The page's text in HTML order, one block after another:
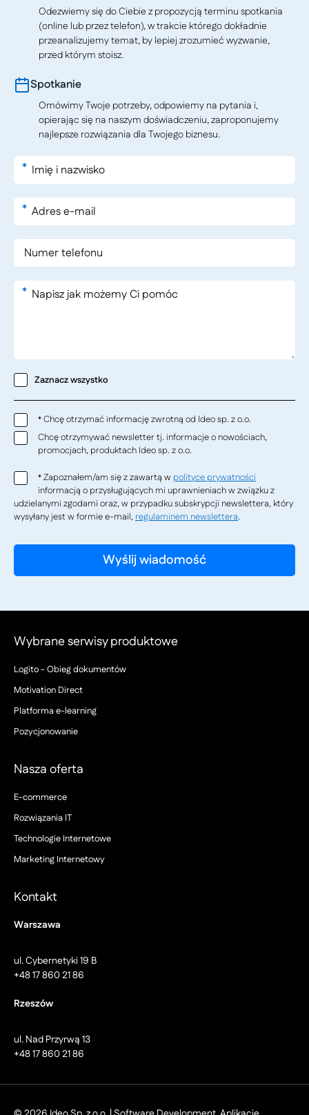
Odezwiemy się do Ciebie z propozycją terminu spotkania
(online lub przez telefon), w trakcie którego dokładnie
przeanalizujemy temat, by lepiej zrozumieć wyzwanie,
przed którym stoisz.
Spotkanie
Omówimy Twoje potrzeby, odpowiemy na pytania i,
opierając się na naszym doświadczeniu, zaproponujemy
najlepsze rozwiązania dla Twojego biznesu.
*
*
*
Zaznacz wszystko
*Chcę otrzymać informację zwrotną od Ideo sp. z o.o.
Chcę otrzymywać newsletter tj. informacje o nowościach,
promocjach, produktach Ideo sp. z o.o.
*Zapoznałem/am się z zawartą w polityce prywatności
informacją o przysługujących mi uprawnieniach w związku z
udzielanymi zgodami oraz, w przypadku subskrypcji newslettera, który
wysyłany jest w formie e-mail, regulaminem newslettera.
Wybrane serwisy produktowe
Logito - Obieg dokumentów
Motivation Direct
Platforma e-learning
Pozycjonowanie
Nasza oferta
E-commerce
Rozwiązania IT
Technologie Internetowe
Marketing Internetowy
Kontakt
Warszawa
ul. Cybernetyki 19 B
+48 17 860 21 86
Rzeszów
ul. Nad Przyrwą 13
+48 17 860 21 86